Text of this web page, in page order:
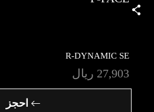
R-DYNAMIC SE
27,903 ريال‎
احجز